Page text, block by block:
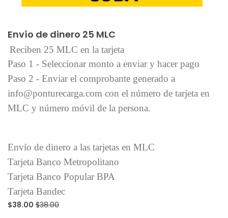
Envío de dinero 25 MLC
Reciben 25 MLC en la tarjeta
Paso 1 - Seleccionar monto a enviar y hacer pago
Paso 2 - Enviar el comprobante generado a
info@ponturecarga.com con el número de tarjeta en
MLC y número móvil de la persona.
Envío de dinero a las tarjetas en MLC
Tarjeta Banco Metropolitano
Tarjeta Banco Popular BPA
Tarjeta Bandec
$38.00 $38.00